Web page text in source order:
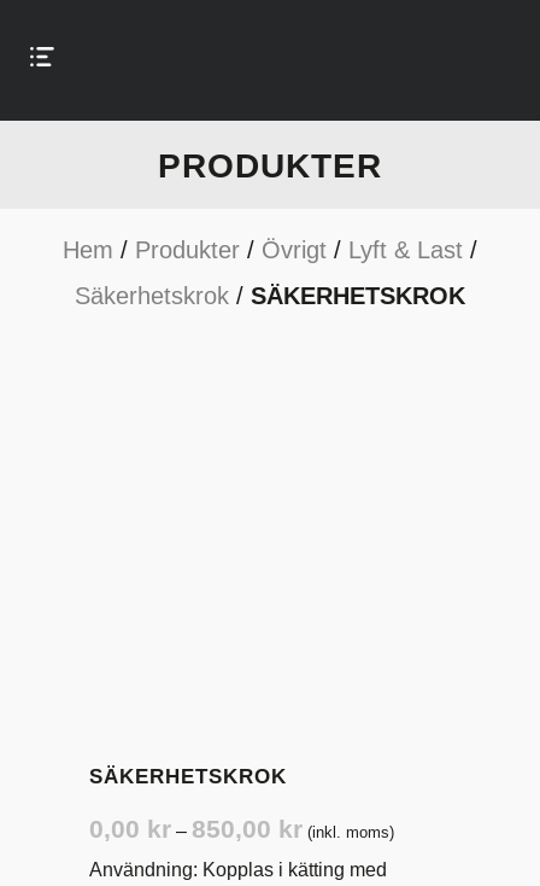
PRODUKTER
Hem / Produkter / Övrigt / Lyft & Last /
Säkerhetskrok / SÄKERHETSKROK
SÄKERHETSKROK
0,00 kr – 850,00 krPrisintervall:
0,00 kr
(inkl. moms)
Användning: Kopplas i kätting med